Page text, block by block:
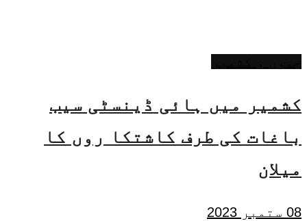
کشمیر میں ہائی ڈینسٹی سیب
باغات کی طرف کاشتکا روں کا
میلان
08 ستمبر 2023